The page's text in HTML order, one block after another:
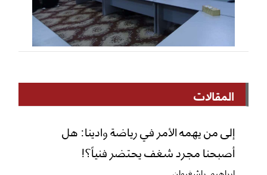
المقالات
إلى من يهمه الأمر في رياضة وادينا: هل
أصبحنا مجرد شغف يحتضر فنياً؟!